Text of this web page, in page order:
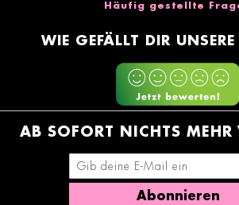
Häufig gestellte
WIE GEFÄLLT DIR UNSERE
AB SOFORT NICHTS MEHR
E-Mail-
Abonnieren